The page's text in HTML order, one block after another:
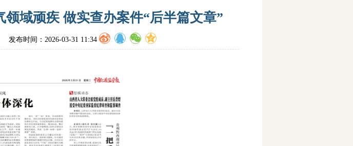
域顽疾 做实查办案件“后半篇文章”
发布时间：2026-03-31 11:34